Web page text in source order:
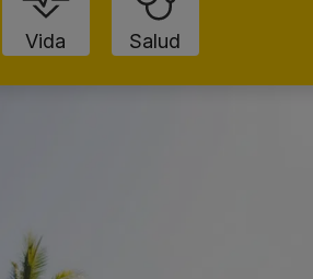
Vida Salud